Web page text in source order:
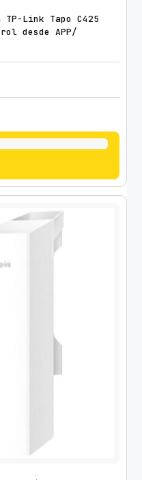
Link Tapo C425
desde APP/